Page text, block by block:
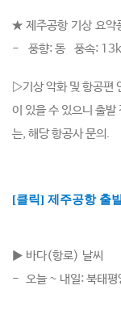
★ 제주공항 기상 요약
- 풍향: 동 풍속:
▷기상 악화 및 항공편
이 있을 수 있으니 출
는, 해당 항공사 문의.
[클릭] 제주공항 출
▶ 바다(항로) 날씨
- 오늘 ~ 내일: 북태평